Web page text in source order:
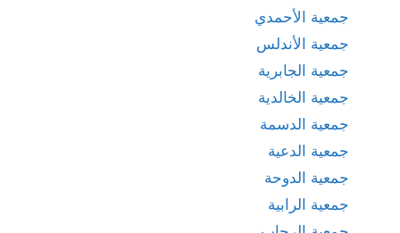
جمعية الأحمدي
جمعية الأندلس
جمعية الجابرية
جمعية الخالدية
جمعية الدسمة
جمعية الدعية
جمعية الدوحة
جمعية الرابية